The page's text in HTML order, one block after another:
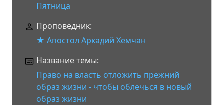
Пятница
Проповедник:
★ Апостол Аркадий Хемчан
Название темы:
Право на власть отложить прежний
образ жизни - чтобы облечься в новый
образ жизни